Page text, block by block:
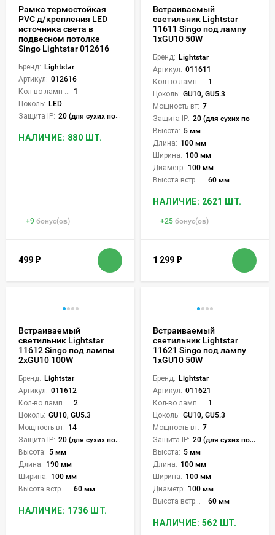
Рамка термостойкая
PVC д/крепления LED
источника света в
подвесном потолке
Singo Lightstar 012616
Бренд: Lightstar
Артикул: 012616
1
Цоколь: LED
Защита IP: 20 (для сухих пом.)
НАЛИЧИЕ: 880 ШТ.
+9 бонус(ов)
499 ₽
Встраиваемый
светильник Lightstar
11611 Singo под лампу
1xGU10 50W
Бренд: Lightstar
Артикул: 011611
1
Цоколь: GU10, GU5.3
Мощность вт: 7
Защита IP: 20 (для сухих пом.)
Высота: 5 мм
Длина: 100 мм
Ширина: 100 мм
Диаметр: 100 мм
60 мм
НАЛИЧИЕ: 2621 ШТ.
+25 бонус(ов)
1 299 ₽
Встраиваемый
светильник Lightstar
11612 Singo под лампы
2xGU10 100W
Бренд: Lightstar
Артикул: 011612
2
Цоколь: GU10, GU5.3
Мощность вт: 14
Защита IP: 20 (для сухих пом.)
Высота: 5 мм
Длина: 190 мм
Ширина: 100 мм
60 мм
НАЛИЧИЕ: 1736 ШТ.
Встраиваемый
светильник Lightstar
11621 Singo под лампу
1xGU10 50W
Бренд: Lightstar
Артикул: 011621
1
Цоколь: GU10, GU5.3
Мощность вт: 7
Защита IP: 20 (для сухих пом.)
Высота: 5 мм
Длина: 100 мм
Ширина: 100 мм
Диаметр: 100 мм
60 мм
НАЛИЧИЕ: 562 ШТ.